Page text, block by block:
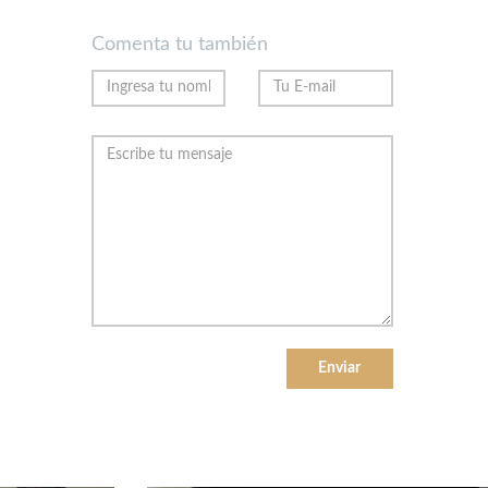
Comenta tu también